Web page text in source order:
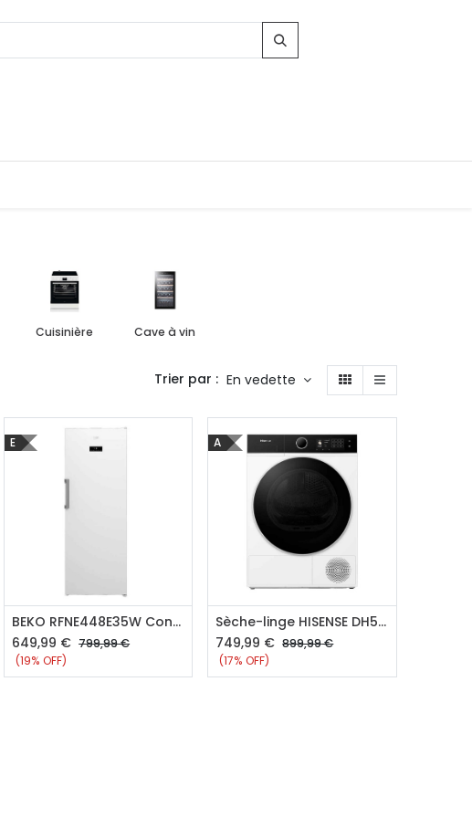
Cuisinière Cave à vin
Trier par : En vedette
E
Ajouter au panier
BEKO RFNE448E35W Congélateur armoire
649,99 € 799,99€
(19% OFF)
A
Ajouter au panier
Sèche-linge HISENSE DH51104BWAB
749,99 € 899,99€
(17% OFF)